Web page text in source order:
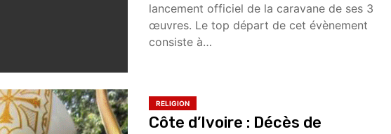
lancement officiel de la caravane de ses 3
œuvres. Le top départ de cet évènement
consiste à…
RELIGION
Côte d’Ivoire : Décès de